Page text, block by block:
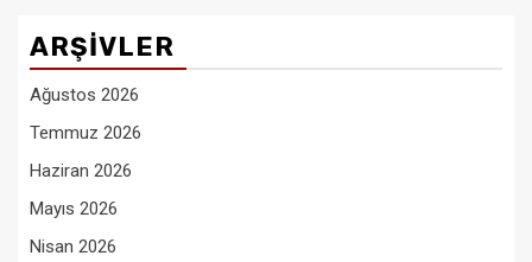
ARŞIVLER
Ağustos 2026
Temmuz 2026
Haziran 2026
Mayıs 2026
Nisan 2026